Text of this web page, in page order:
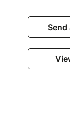
Send